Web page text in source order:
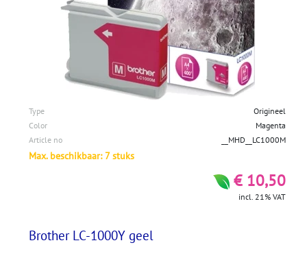
Type
Origineel
Color
Magenta
Article no
__MHD__LC1000M
Max. beschikbaar: 7 stuks
€ 10,50
incl. 21% VAT
Brother LC-1000Y geel